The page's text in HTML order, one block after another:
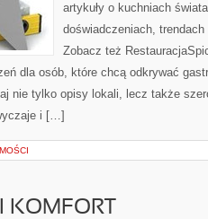
artykuły o kuchniach
doświadczeniach,
Zobacz też
dla osób, które chcą odkrywać
nie tylko opisy lokali, lecz także
i […]
KOMFORT